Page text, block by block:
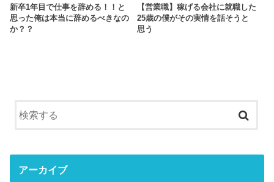
新卒1年目で仕事を辞める！！と
思った俺は本当に辞めるべきなの
か？？
【営業職】稼げる会社に就職した
25歳の僕がその実情を話そうと
思う
アーカイブ